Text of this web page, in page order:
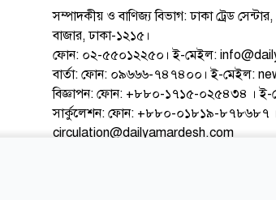
সম্পাদকীয় ও বাণিজ্য বিভাগ: ঢাকা ট্রেড
বাজার, ঢাকা-১২১৫।
ফোন: ০২-৫৫০১২২৫০। ই-মেইল:
বার্তা: ফোন: ০৯৬৬৬-৭৪৭৪০০। ই-মেইল:
বিজ্ঞাপন: ফোন: +৮৮০-১৭১৫-০২৫৪৩৪ ।
সার্কুলেশন: ফোন: +৮৮০-০১৮১৯-৮৭৮৬৮৭
circulation@dailyamardesh.com